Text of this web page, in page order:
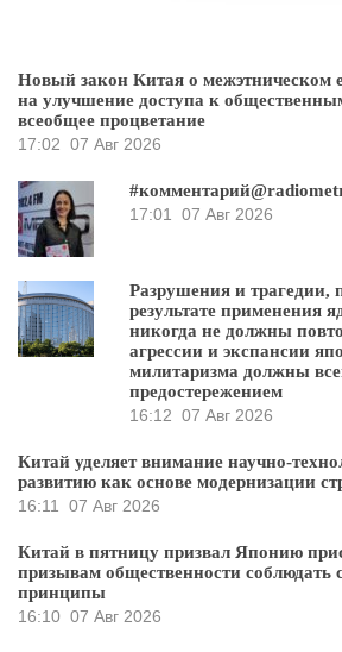
Новый закон Китая о межэтническом
на улучшение доступа к
всеобщее процветание
17:02 07 Авг 2026
17:01
07 Авг 2026
Разрушения и трагедии,
результате применения
никогда не должны
агрессии и экспансии
милитаризма должны
предостережением
16:12 07 Авг 2026
Китай уделяет внимание научно-
развитию как основе модернизации
16:11
07 Авг 2026
Китай в пятницу призвал Японию
призывам общественности соблюдать
принципы
16:10 07 Авг 2026